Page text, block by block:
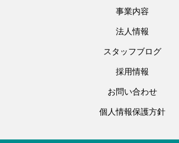
事業内容
法人情報
スタッフブログ
採用情報
お問い合わせ
個人情報保護方針